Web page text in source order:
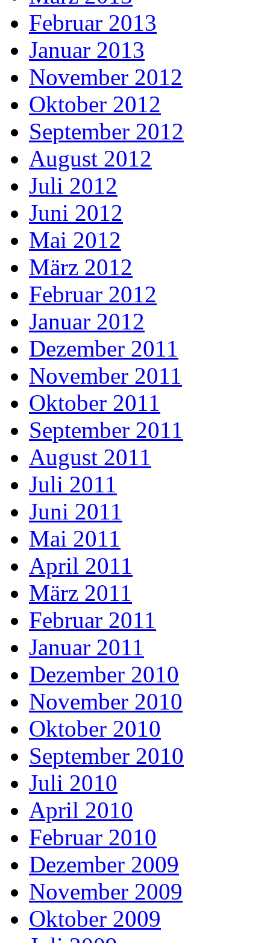
Februar 2013
Januar 2013
November 2012
Oktober 2012
September 2012
August 2012
Juli 2012
Juni 2012
Mai 2012
März 2012
Februar 2012
Januar 2012
Dezember 2011
November 2011
Oktober 2011
September 2011
August 2011
Juli 2011
Juni 2011
Mai 2011
April 2011
März 2011
Februar 2011
Januar 2011
Dezember 2010
November 2010
Oktober 2010
September 2010
Juli 2010
April 2010
Februar 2010
Dezember 2009
November 2009
Oktober 2009